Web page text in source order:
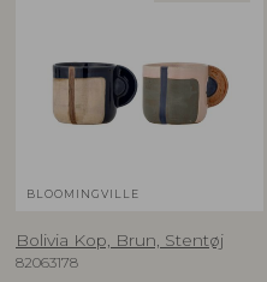
BLOOMINGVILLE
Bolivia Kop, Brun, Stentøj
82063178